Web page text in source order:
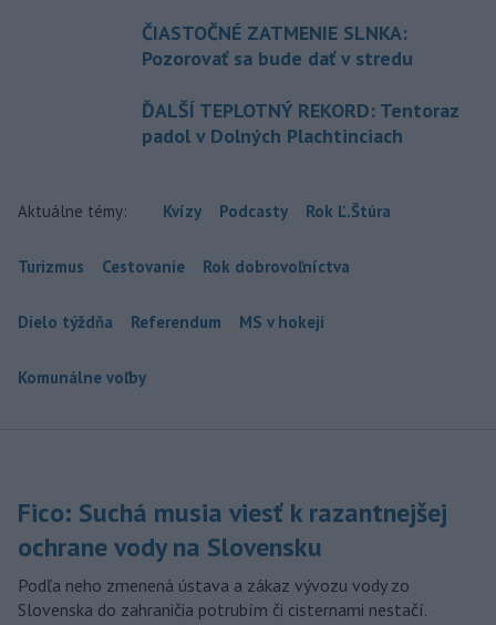
ČIASTOČNÉ ZATMENIE SLNKA:
Pozorovať sa bude dať v stredu
ĎALŠÍ TEPLOTNÝ REKORD: Tentoraz
padol v Dolných Plachtinciach
Aktuálne témy: Kvízy Podcasty Rok Ľ.Štúra
Turizmus Cestovanie Rok dobrovoľníctva
Dielo týždňa Referendum MS v hokeji
Komunálne voľby
Fico: Suchá musia viesť k razantnejšej
ochrane vody na Slovensku
Podľa neho zmenená ústava a zákaz vývozu vody zo
Slovenska do zahraničia potrubím či cisternami nestačí.